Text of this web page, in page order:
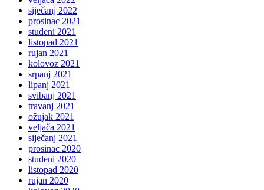
siječanj 2022
prosinac 2021
studeni 2021
listopad 2021
rujan 2021
kolovoz 2021
srpanj 2021
lipanj 2021
svibanj 2021
travanj 2021
ožujak 2021
veljača 2021
siječanj 2021
prosinac 2020
studeni 2020
listopad 2020
rujan 2020